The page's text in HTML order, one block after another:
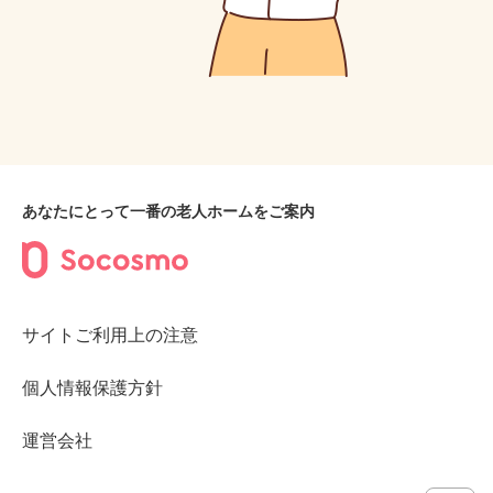
あなたにとって一番の老人ホームをご案内
サイトご利用上の注意
個人情報保護方針
運営会社